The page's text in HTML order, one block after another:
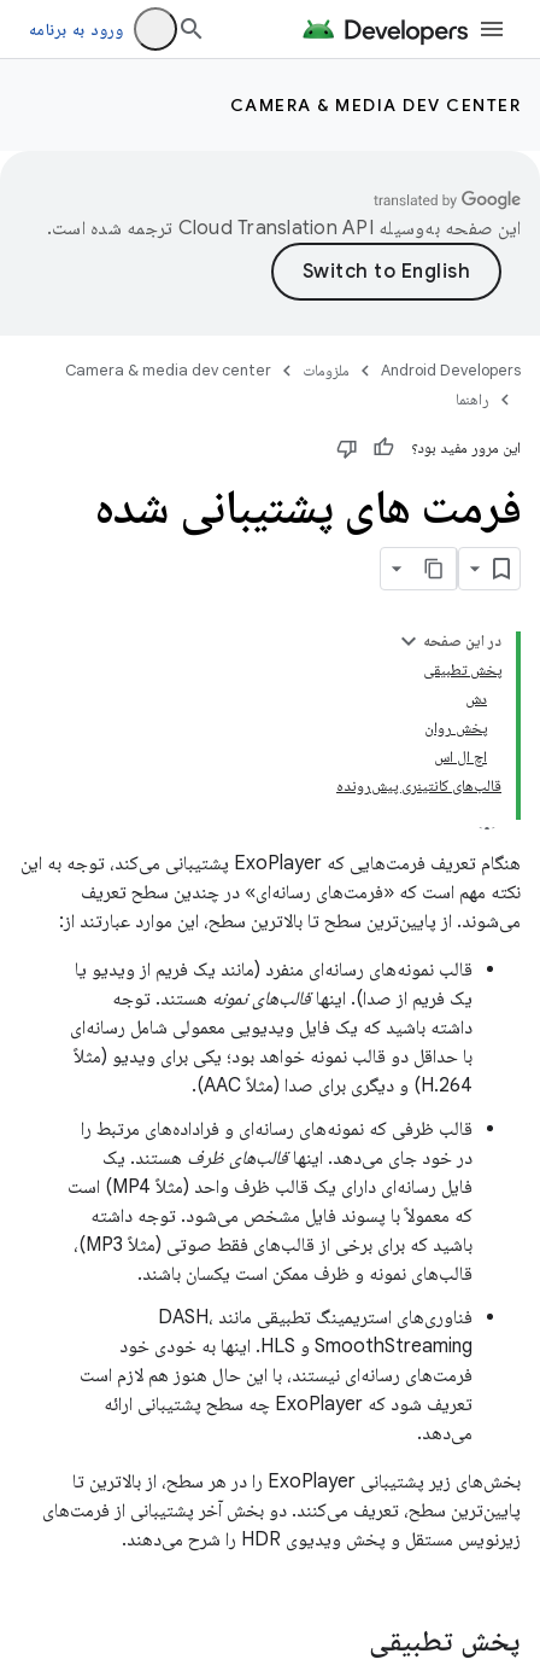
ورود به برنامه
CAMERA & MEDIA DEV CENTER
این صفحه به‌وسیله ترجمه شده است.
Android Developers ملزومات
Camera & media dev center
راهنما
این مرور مفید بود؟
فرمت های پشتیبانی شده
در این صفحه
پخش تطبیقی
دش
پخش روان
اچ ال اس
قالب‌های کانتینری پیش‌رونده
هنگام تعریف فرمت‌هایی که ExoPlayer پشتیبانی می‌کند، توجه به این
نکته مهم است که «فرمت‌های رسانه‌ای» در چندین سطح تعریف
می‌شوند. از پایین‌ترین سطح تا بالاترین سطح، این موارد عبارتند از:
قالب نمونه‌های رسانه‌ای منفرد (مانند یک فریم از ویدیو یا
یک فریم از صدا). اینهاقالب‌های نمونه هستند. توجه
داشته باشید که یک فایل ویدیویی معمولی شامل رسانه‌ای
با حداقل دو قالب نمونه خواهد بود؛ یکی برای ویدیو (مثلاً
H.264) و دیگری برای صدا (مثلاً AAC).
قالب ظرفی که نمونه‌های رسانه‌ای و فراداده‌های مرتبط را
در خود جای می‌دهد. اینهاقالب‌های ظرف هستند. یک
فایل رسانه‌ای دارای یک قالب ظرف واحد (مثلاً MP4) است
که معمولاً با پسوند فایل مشخص می‌شود. توجه داشته
باشید که برای برخی از قالب‌های فقط صوتی (مثلاً MP3)،
قالب‌های نمونه و ظرف ممکن است یکسان باشند.
فناوری‌های استریمینگ تطبیقی ​​مانند DASH،
SmoothStreaming و HLS. اینها به خودی خود
فرمت‌های رسانه‌ای نیستند، با این حال هنوز هم لازم است
تعریف شود که ExoPlayer چه سطح پشتیبانی ارائه
می‌دهد.
بخش‌های زیر پشتیبانی ExoPlayer را در هر سطح، از بالاترین تا
پایین‌ترین سطح، تعریف می‌کنند. دو بخش آخر پشتیبانی از فرمت‌های
زیرنویس مستقل و پخش ویدیوی HDR را شرح می‌دهند.
پخش تطبیقی